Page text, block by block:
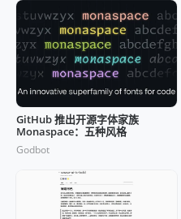
GitHub 推出开源字体家族
Monaspace：五种风格
Godbot